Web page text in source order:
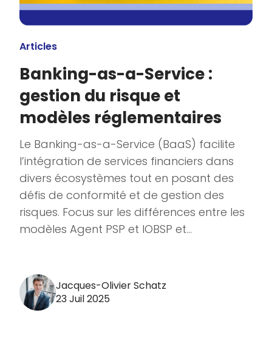
Articles
Banking-as-a-Service :
gestion du risque et
modèles réglementaires
Le Banking-as-a-Service (BaaS) facilite
l’intégration de services financiers dans
divers écosystèmes tout en posant des
défis de conformité et de gestion des
risques. Focus sur les différences entre les
modèles Agent PSP et IOBSP et...
Jacques-Olivier Schatz
23 Juil 2025